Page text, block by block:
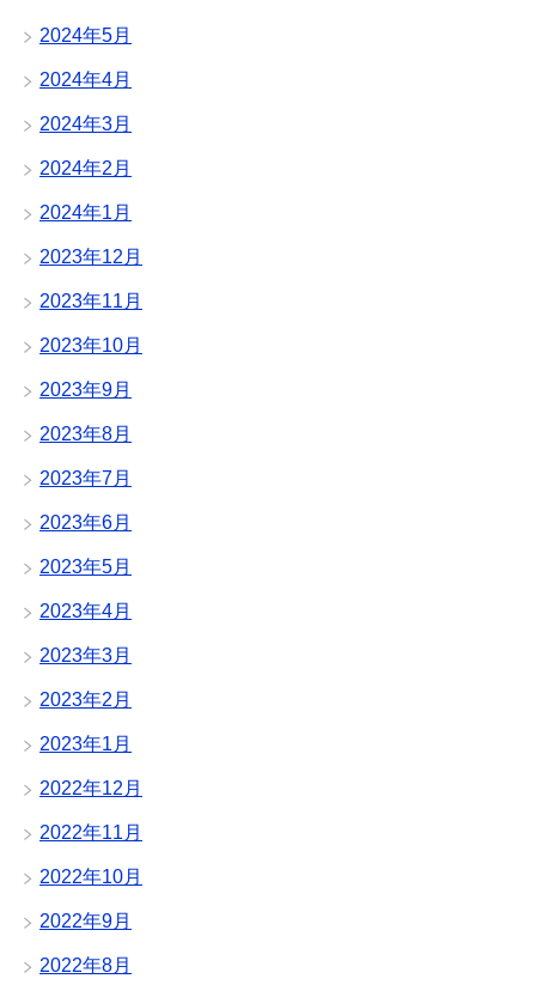
2024年5月
2024年4月
2024年3月
2024年2月
2024年1月
2023年12月
2023年11月
2023年10月
2023年9月
2023年8月
2023年7月
2023年6月
2023年5月
2023年4月
2023年3月
2023年2月
2023年1月
2022年12月
2022年11月
2022年10月
2022年9月
2022年8月